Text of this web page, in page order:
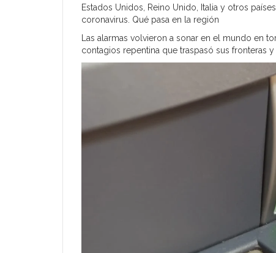
Estados Unidos, Reino Unido, Italia y otros
coronavirus. Qué pasa en la región
Las alarmas volvieron a sonar en el mundo en
contagios repentina que traspasó sus fronteras